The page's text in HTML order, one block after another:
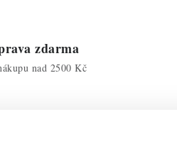
zdarma
nad 2500 Kč